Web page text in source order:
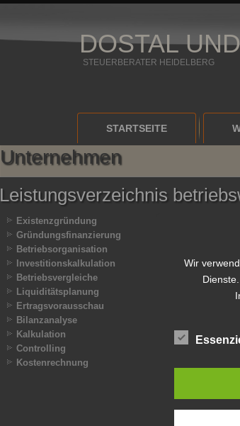
DOSTAL
STEUERBERATER HEIDELBERG
STARTSEITE
Unternehmen
Leistungsverzeichnis
Existenzgründung
Gründungsfinanzierung
Betriebsorganisation
Investitionskalkulation
Betriebsvergleiche
Liquiditätsplanung
Ertragsvorausschau
Bilanzanalyse
Kalkulation
Controlling
Kostenrechnung
Wir